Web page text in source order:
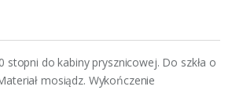
stopni do kabiny prysznicowej. Do szkła o
mosiądz. Wykończenie